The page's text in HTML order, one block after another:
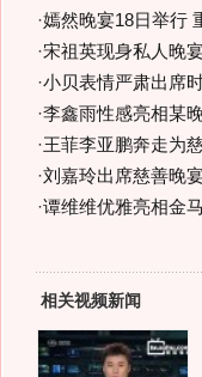
·嫣然晚宴18日举行
·宋祖英现身私人晚
·小贝表情严肃出席
·李鑫雨性感亮相某
·王菲李亚鹏奔走为
·刘嘉玲出席慈善晚
·谭维维优雅亮相金
相关视频新闻